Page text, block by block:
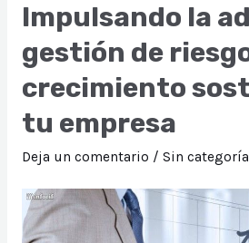
para
garantizar
el
Cumplimiento
Normativo
Industria
de
Impulsando la
gestión de
crecimiento
tu empresa
Deja un comentario / Sin categoría